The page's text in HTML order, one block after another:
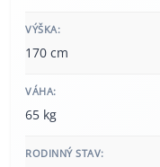
VÝŠKA:
170 cm
VÁHA:
65 kg
RODINNÝ STAV: